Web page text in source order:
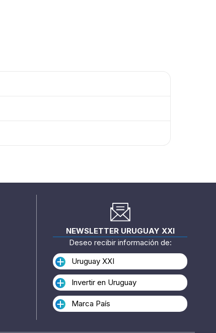
NEWSLETTER URUGUAY XXI
Deseo recibir información de:
Uruguay XXI
Invertir en Uruguay
Marca País